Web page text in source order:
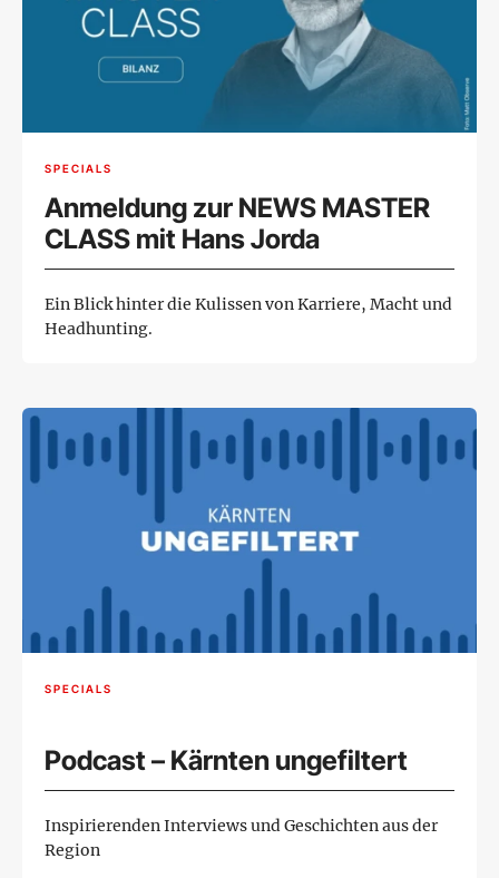
SPECIALS
Anmeldung zur NEWS MASTER
CLASS mit Hans Jorda
Ein Blick hinter die Kulissen von Karriere, Macht und
Headhunting.
SPECIALS
Podcast – Kärnten ungefiltert
Inspirierenden Interviews und Geschichten aus der
Region